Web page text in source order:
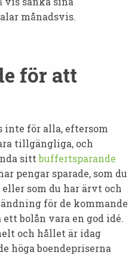
månadsvis.
för att
inte för alla, eftersom
tillgängliga, och
sittbuffertsparande
pengar sparade, som du
som du har ärvt och
för de kommande
ett bolån vara en god idé.
och hållet är idag
höga boendepriserna